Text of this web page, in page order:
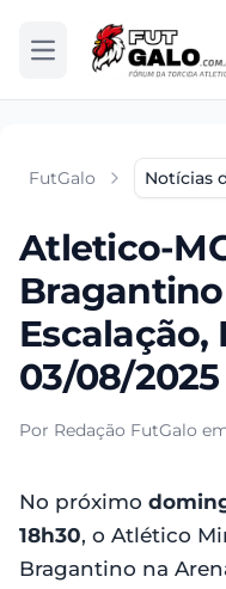
Abrir menu
FutGalo Notícias
Atletico-
Escalação,
03/08/2025
Por Redação FutGalo
No próximo
18h30, o Atlético
Bragantino na